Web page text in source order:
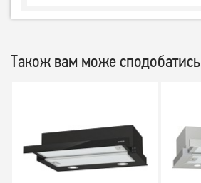
Також вам може сподобатись